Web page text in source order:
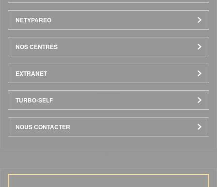
NETYPAREO
NOS CENTRES
EXTRANET
TURBO-SELF
NOUS CONTACTER